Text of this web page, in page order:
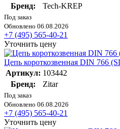
Бренд:
Tech-KREP
Под заказ
Обновлено 06.08.2026
+7 (495) 565-40-21
Уточнить цену
Цепь короткозвенная DIN 766
Артикул: 103442
Бренд:
Zitar
Под заказ
Обновлено 06.08.2026
+7 (495) 565-40-21
Уточнить цену